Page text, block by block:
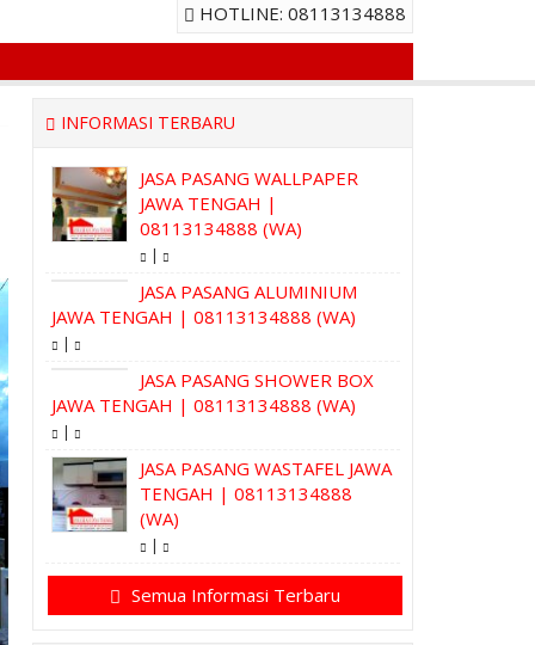
HOTLINE: 08113134888
INFORMASI TERBARU
JASA PASANG WALLPAPER
JAWA TENGAH |
08113134888 (WA)
|
JASA PASANG ALUMINIUM
JAWA TENGAH | 08113134888 (WA)
|
JASA PASANG SHOWER BOX
JAWA TENGAH | 08113134888 (WA)
|
JASA PASANG WASTAFEL JAWA
TENGAH | 08113134888
(WA)
|
Semua Informasi Terbaru